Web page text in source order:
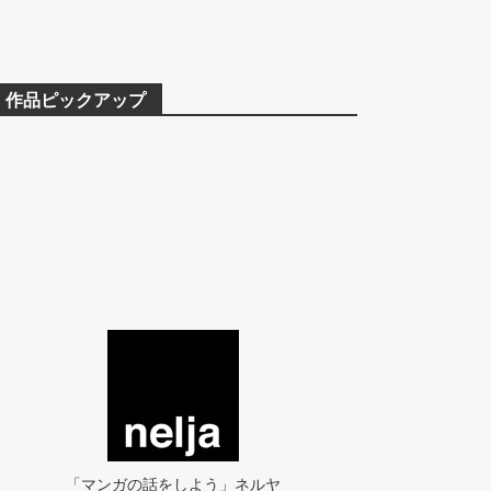
作品ピックアップ
「マンガの話をしよう」ネルヤ